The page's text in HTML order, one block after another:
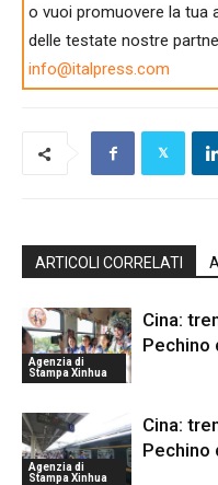
o vuoi promuovere la tua
delle testate nostre
info@italpress.com
ARTICOLI CORRELATI
Agenzia di
Stampa Xinhua
Cina:
Pechino
Agenzia di
Stampa Xinhua
Cina:
Pechino